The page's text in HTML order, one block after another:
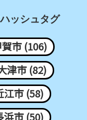
ッシュタグ
市 (106)
津市 (82)
江市 (58)
浜市 (50)